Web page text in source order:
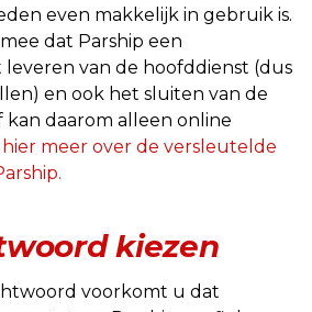
even makkelijk in gebruik is.
dat Parship een
leveren van de hoofddienst (dus
en ook het sluiten van de
daarom alleen online
hier meer over de versleutelde
kiezen
voorkomt u dat